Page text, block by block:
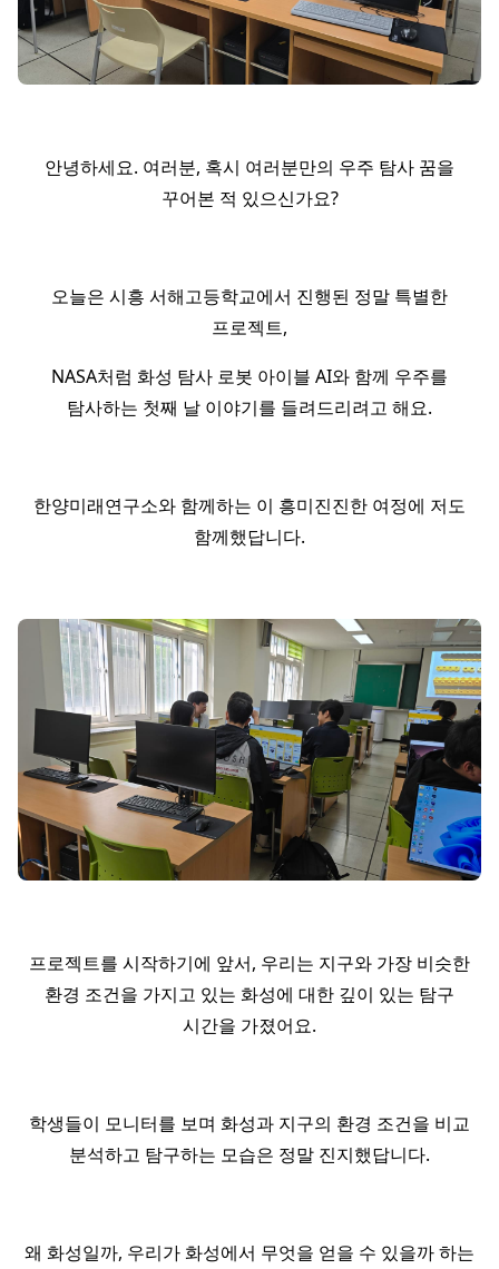
안녕하세요. 여러분, 혹시 여러분만의 우주 탐사 꿈을
꾸어본 적 있으신가요?
오늘은 시흥 서해고등학교에서 진행된 정말 특별한
프로젝트,
NASA처럼 화성 탐사 로봇 아이블 AI와 함께 우주를
탐사하는 첫째 날 이야기를 들려드리려고 해요.
한양미래연구소와 함께하는 이 흥미진진한 여정에 저도
함께했답니다.
프로젝트를 시작하기에 앞서, 우리는 지구와 가장 비슷한
환경 조건을 가지고 있는 화성에 대한 깊이 있는 탐구
시간을 가졌어요.
학생들이 모니터를 보며 화성과 지구의 환경 조건을 비교
분석하고 탐구하는 모습은 정말 진지했답니다.
왜 화성일까, 우리가 화성에서 무엇을 얻을 수 있을까 하는